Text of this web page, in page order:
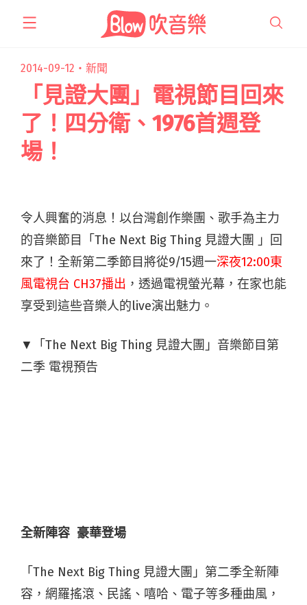
2014-09-12・ 新聞
「見證大團」電視節目回來
了！四分衛、1976首週登
場！
令人興奮的消息！以台灣創作樂團、歌手為主力
的音樂節目「The Next Big Thing 見證大團 」回
來了！全新第二季節目將從9/15週一深夜12:00東
風電視台 CH37播出 ，透過電視螢光幕，在家也能
享受到這些音樂人的live演出魅力。
▼「The Next Big Thing 見證大團」音樂節目第
二季 電視預告
全新陣容 豪華登場
「The Next Big Thing 見證大團」第二季全新陣
容，網羅搖滾、民謠、嘻哈、電子等多種曲風，